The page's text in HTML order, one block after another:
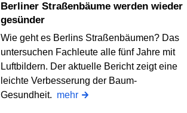
Berliner Straßenbäume werden wieder
gesünder
Wie geht es Berlins Straßenbäumen? Das
untersuchen Fachleute alle fünf Jahre mit
Luftbildern. Der aktuelle Bericht zeigt eine
leichte Verbesserung der Baum-
Gesundheit. mehr